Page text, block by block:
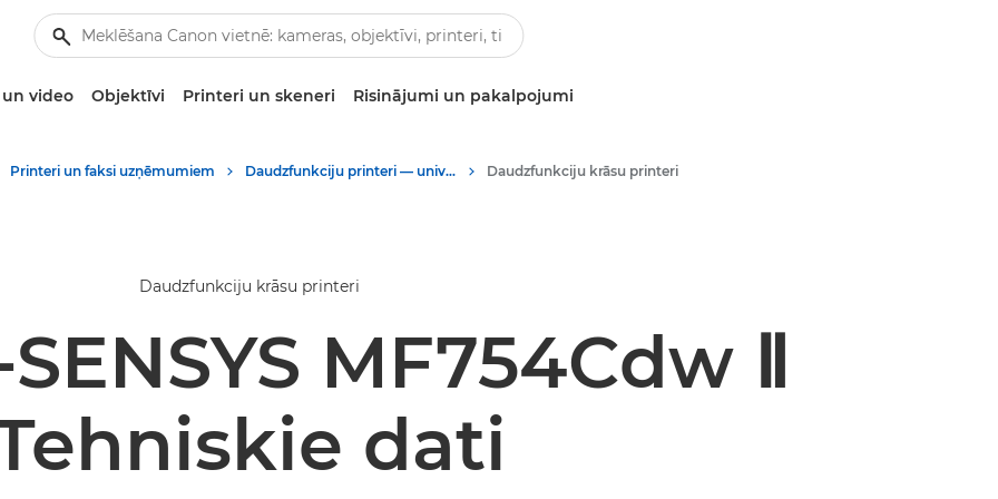
video Objektīvi Printeri un skeneri Risinājumi un pakalpojumi
Printeri un faksi uzņēmumiem Daudzfunkciju printeri — universāli printeri Daudzfunkciju krāsu printeri
Daudzfunkciju krāsu printeri
MF754Cdw Ⅱ
dati